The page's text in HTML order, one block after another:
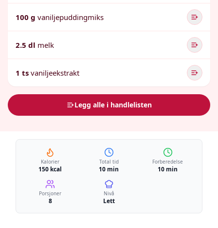
100 g vaniljepuddingmiks
2.5 dl melk
1 ts vaniljeekstrakt
Legg alle i handlelisten
Kalorier
150 kcal
Total tid
10 min
Forberedelse
10 min
Porsjoner
8
Nivå
Lett